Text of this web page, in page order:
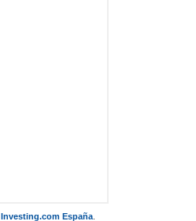
Investing.com España